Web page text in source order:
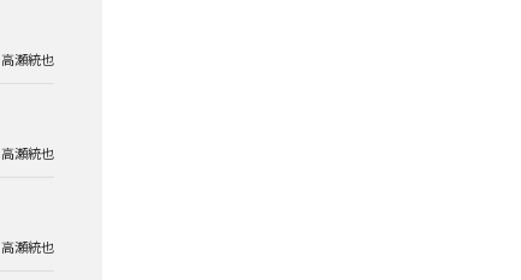
高瀬統也
高瀬統也
高瀬統也